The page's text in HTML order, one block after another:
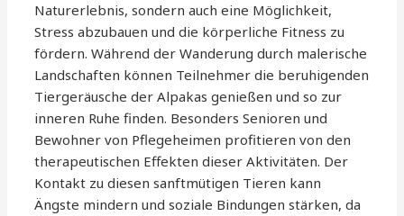
Naturerlebnis, sondern auch eine Möglichkeit,
Stress abzubauen und die körperliche Fitness zu
fördern. Während der Wanderung durch malerische
Landschaften können Teilnehmer die beruhigenden
Tiergeräusche der Alpakas genießen und so zur
inneren Ruhe finden. Besonders Senioren und
Bewohner von Pflegeheimen profitieren von den
therapeutischen Effekten dieser Aktivitäten. Der
Kontakt zu diesen sanftmütigen Tieren kann
Ängste mindern und soziale Bindungen stärken, da